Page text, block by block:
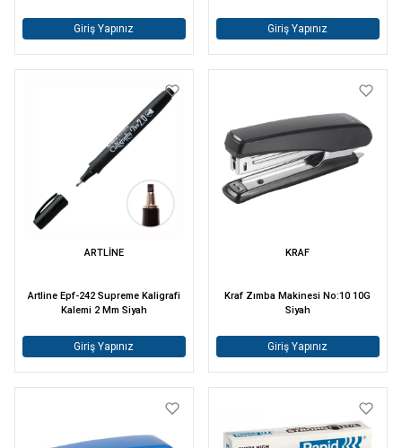
Giriş Yapınız Giriş Yapınız
ARTLİNE
Artline Epf-242 Supreme Kaligrafi
Kalemi 2 Mm Siyah
Giriş Yapınız
KRAF
Kraf Zımba Makinesi No:10 10G
Siyah
Giriş Yapınız